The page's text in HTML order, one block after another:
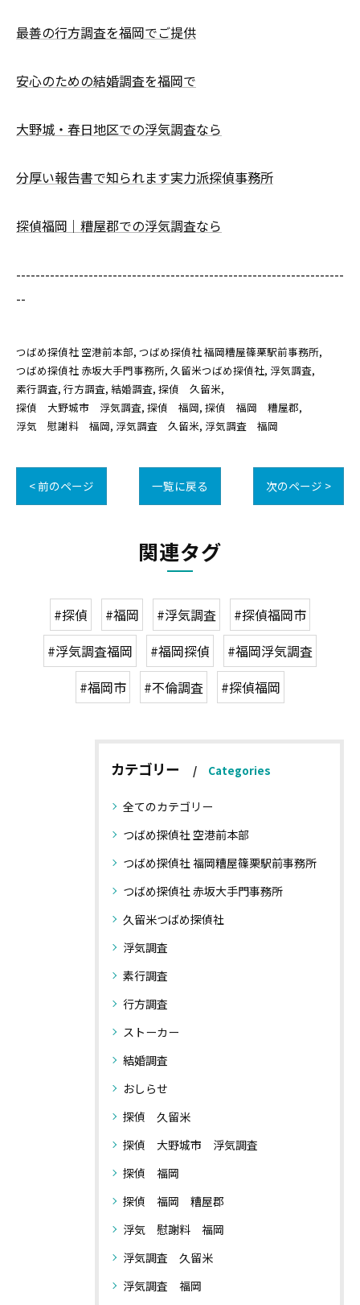
最善の行方調査を福岡でご提供
安心のための結婚調査を福岡で
大野城・春日地区での浮気調査なら
分厚い報告書で知られます実力派探偵事務所
探偵福岡｜糟屋郡での浮気調査なら
--------------------------------------------------------------------
--
つばめ探偵社 空港前本部 つばめ探偵社 福岡糟屋篠栗駅前事務所
つばめ探偵社 赤坂大手門事務所 久留米つばめ探偵社 浮気調査
素行調査 行方調査 結婚調査 探偵 久留米
探偵 大野城市 浮気調査 探偵 福岡 探偵 福岡 糟屋郡
浮気 慰謝料 福岡 浮気調査 久留米 浮気調査 福岡
< 前のページ 一覧に戻る 次のページ >
関連タグ
#探偵 #福岡 #浮気調査
#探偵福岡市
#浮気調査福岡
#福岡探偵
#福岡浮気調査
#福岡市
#不倫調査 #探偵福岡
カテゴリー Categories
全てのカテゴリー
つばめ探偵社 空港前本部
つばめ探偵社 福岡糟屋篠栗駅前事務所
つばめ探偵社 赤坂大手門事務所
久留米つばめ探偵社
浮気調査
素行調査
行方調査
ストーカー
結婚調査
おしらせ
探偵 久留米
探偵 大野城市 浮気調査
探偵 福岡
探偵 福岡 糟屋郡
浮気 慰謝料 福岡
浮気調査 久留米
浮気調査 福岡